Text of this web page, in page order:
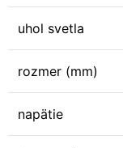
uhol svetla
rozmer (mm)
napätie